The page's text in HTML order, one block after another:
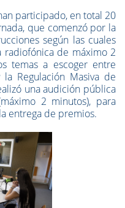
participado, en total 20
que comenzó por la
según las cuales
radiofónica de máximo 2
temas a escoger entre
Regulación Masiva de
una audición pública
2 minutos), para
entrega de premios.